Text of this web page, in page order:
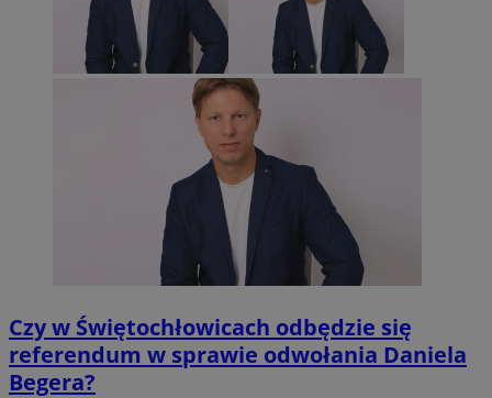
Czy w Świętochłowicach odbędzie się
referendum w sprawie odwołania Daniela
Begera?